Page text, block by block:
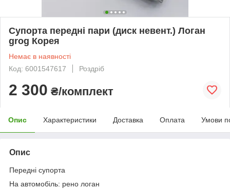
Супорта передні пари (диск невент.) Логан
grog Корея
Немає в наявності
Код: 6001547617
Роздріб
2 300 ₴/комплект
Опис Характеристики Доставка Оплата Умови
Опис
Передні супорта
На автомобіль: рено логан